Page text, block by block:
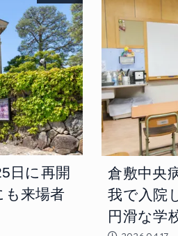
日に再開
も来場者
倉敷中央
我で入院
円滑な学